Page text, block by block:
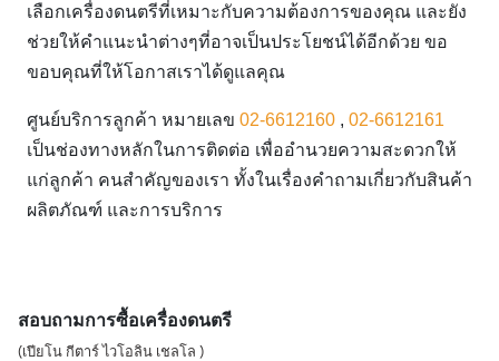
เลือกเครื่องดนตรีที่เหมาะกับความต้องการของคุณ และยัง
ช่วยให้คำแนะนำต่างๆที่อาจเป็นประโยชน์ได้อีกด้วย ขอ
ขอบคุณที่ให้โอกาสเราได้ดูแลคุณ
ศูนย์บริการลูกค้า หมายเลข 02-6612160 , 02-6612161
เป็นช่องทางหลักในการติดต่อ เพื่ออำนวยความสะดวกให้
แก่ลูกค้า คนสำคัญของเรา ทั้งในเรื่องคำถามเกี่ยวกับสินค้า
ผลิตภัณฑ์ และการบริการ
สอบถามการซื้อเครื่องดนตรี
(เปียโน กีตาร์ ไวโอลิน เชลโล )